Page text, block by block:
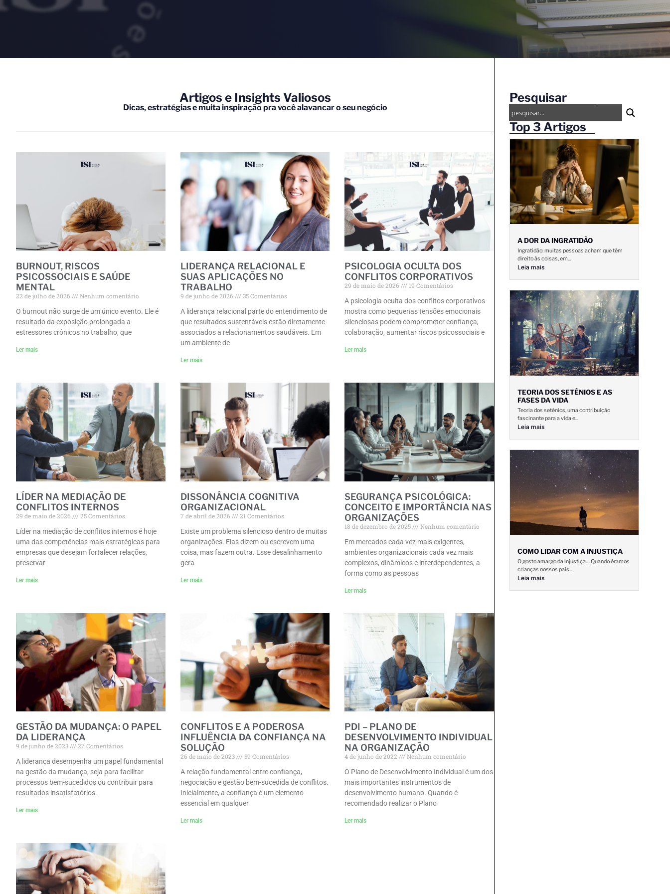
Pesquisar
Top 3 Artigos
A DOR DA INGRATIDÃO
Ingratidão: muitas pessoas acham que têm
direito às coisas, em...
Leia mais
TEORIA DOS SETÊNIOS E AS
FASES DA VIDA
Teoria dos setênios, uma contribuição
fascinante para a vida e...
Leia mais
COMO LIDAR COM A INJUSTIÇA
O gosto amargo da injustiça… Quando éramos
crianças nossos pais...
Leia mais
Artigos e Insights Valiosos
Dicas, estratégias e muita inspiração pra você alavancar o seu negócio
BURNOUT, RISCOS
PSICOSSOCIAIS E SAÚDE
MENTAL
22 de julho de 2026
Nenhum comentário
O burnout não surge de um único evento. Ele é
resultado da exposição prolongada a
estressores crônicos no trabalho, que
Ler mais
LIDERANÇA RELACIONAL E
SUAS APLICAÇÕES NO
TRABALHO
9 de junho de 2026
35 Comentários
A liderança relacional parte do entendimento de
que resultados sustentáveis estão diretamente
associados a relacionamentos saudáveis. Em
um ambiente de
Ler mais
PSICOLOGIA OCULTA DOS
CONFLITOS CORPORATIVOS
29 de maio de 2026
19 Comentários
A psicologia oculta dos conflitos corporativos
mostra como pequenas tensões emocionais
silenciosas podem comprometer confiança,
colaboração, aumentar riscos psicossociais e
Ler mais
LÍDER NA MEDIAÇÃO DE
CONFLITOS INTERNOS
29 de maio de 2026
25 Comentários
Líder na mediação de conflitos internos é hoje
uma das competências mais estratégicas para
empresas que desejam fortalecer relações,
preservar
Ler mais
DISSONÂNCIA COGNITIVA
ORGANIZACIONAL
7 de abril de 2026
21 Comentários
Existe um problema silencioso dentro de muitas
organizações. Elas dizem ou escrevem uma
coisa, mas fazem outra. Esse desalinhamento
gera
Ler mais
SEGURANÇA PSICOLÓGICA:
CONCEITO E IMPORTÂNCIA NAS
ORGANIZAÇÕES
18 de dezembro de 2025
Nenhum comentário
Em mercados cada vez mais exigentes,
ambientes organizacionais cada vez mais
complexos, dinâmicos e interdependentes, a
forma como as pessoas
Ler mais
GESTÃO DA MUDANÇA: O PAPEL
DA LIDERANÇA
9 de junho de 2023
27 Comentários
A liderança desempenha um papel fundamental
na gestão da mudança, seja para facilitar
processos bem-sucedidos ou contribuir para
resultados insatisfatórios.
Ler mais
CONFLITOS E A PODEROSA
INFLUÊNCIA DA CONFIANÇA NA
SOLUÇÃO
26 de maio de 2023
39 Comentários
A relação fundamental entre confiança,
negociação e gestão bem-sucedida de conflitos.
Inicialmente, a confiança é um elemento
essencial em qualquer
Ler mais
PDI – PLANO DE
DESENVOLVIMENTO INDIVIDUAL
NA ORGANIZAÇÃO
4 de junho de 2022
Nenhum comentário
O Plano de Desenvolvimento Individual é um dos
mais importantes instrumentos de
desenvolvimento humano. Quando é
recomendado realizar o Plano
Ler mais